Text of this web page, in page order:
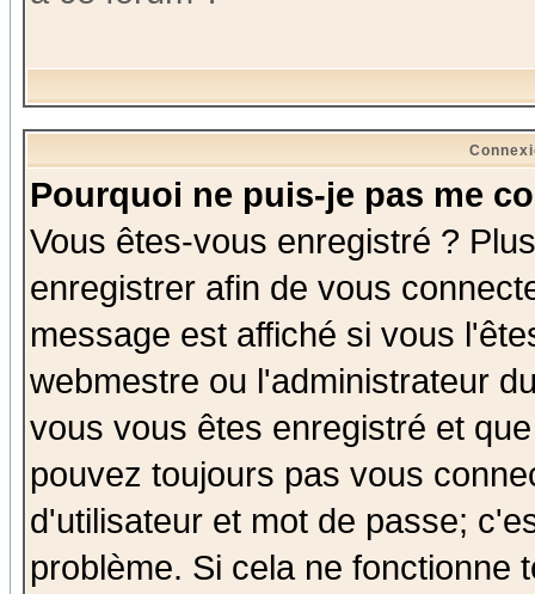
Pourquoi ne puis-je pas me
Vous êtes-vous enregistré ?
enregistrer afin de vous
message est affiché si vous
webmestre ou l'administrateur
vous vous êtes enregistré et
pouvez toujours pas vous
d'utilisateur et mot de passe;
problème. Si cela ne fonctionne